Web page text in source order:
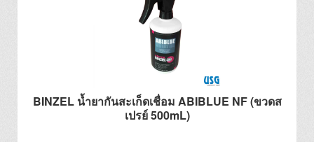
BINZEL น้ำยากันสะเก็ดเชื่อม ABIBLUE NF (ขวดส
เปรย์ 500mL)